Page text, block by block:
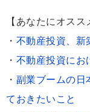
【あなたにオスス
・ 不動産投資、新
・ 不動産投資にお
・ 副業ブームの日
ておきたいこと